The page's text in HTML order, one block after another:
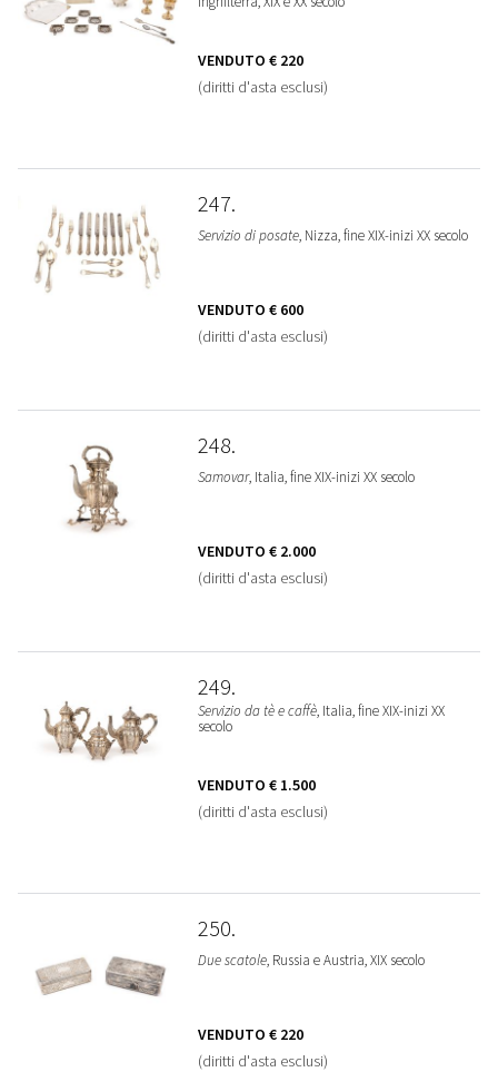
VENDUTO € 220
(diritti d'asta esclusi)
247
Servizio di posate, Nizza, fine XIX-inizi XX secolo
VENDUTO € 600
(diritti d'asta esclusi)
248
Samovar, Italia, fine XIX-inizi XX secolo
VENDUTO € 2.000
(diritti d'asta esclusi)
249
Servizio da tè e caffè, Italia, fine XIX-inizi XX
secolo
VENDUTO € 1.500
(diritti d'asta esclusi)
250
Due scatole, Russia e Austria, XIX secolo
VENDUTO € 220
(diritti d'asta esclusi)